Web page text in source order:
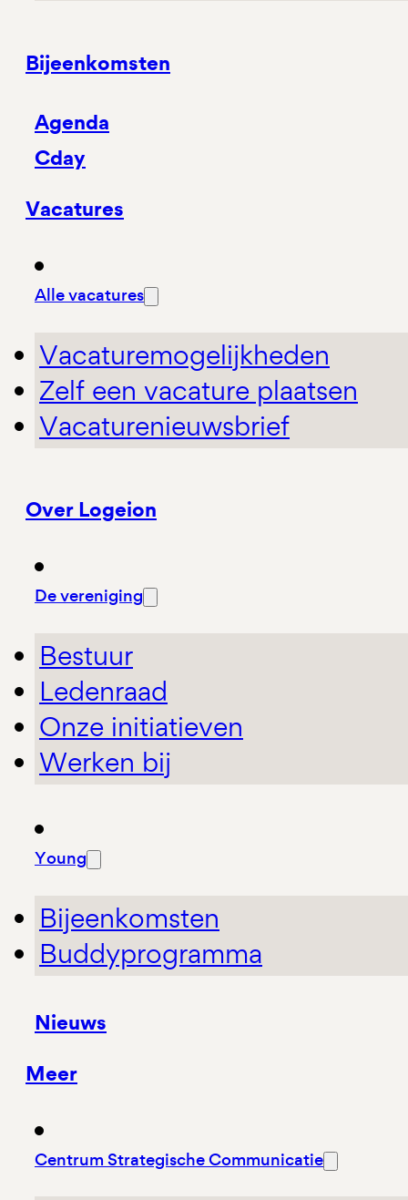
Bijeenkomsten
Agenda
Cday
Vacatures
Alle vacatures
Vacaturemogelijkheden
Zelf een vacature plaatsen
Vacaturenieuwsbrief
Over Logeion
De vereniging
Bestuur
Ledenraad
Onze initiatieven
Werken bij
Young
Bijeenkomsten
Buddyprogramma
Nieuws
Meer
Centrum Strategische Communicatie